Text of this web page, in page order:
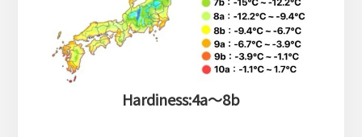
Hardiness:4a～8b